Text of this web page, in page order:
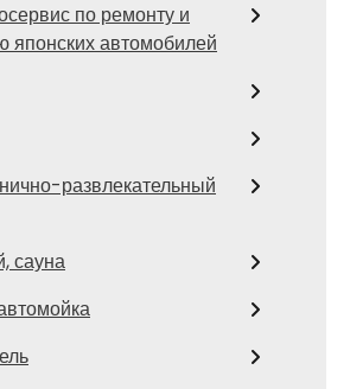
по ремонту и
японских автомобилей
развлекательный
сауна